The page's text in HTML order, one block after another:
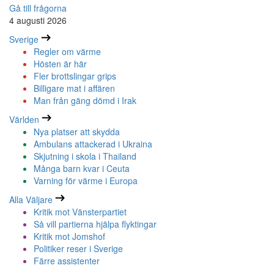
Gå till frågorna
4 augusti 2026
Sverige
Regler om värme
Hösten är här
Fler brottslingar grips
Billigare mat i affären
Man från gäng dömd i Irak
Världen
Nya platser att skydda
Ambulans attackerad i Ukraina
Skjutning i skola i Thailand
Många barn kvar i Ceuta
Varning för värme i Europa
Alla Väljare
Kritik mot Vänsterpartiet
Så vill partierna hjälpa flyktingar
Kritik mot Jomshof
Politiker reser i Sverige
Färre assistenter